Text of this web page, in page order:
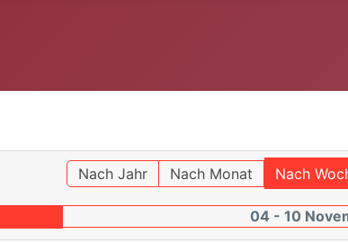
Nach Jahr Nach Monat Nach
04 - 10